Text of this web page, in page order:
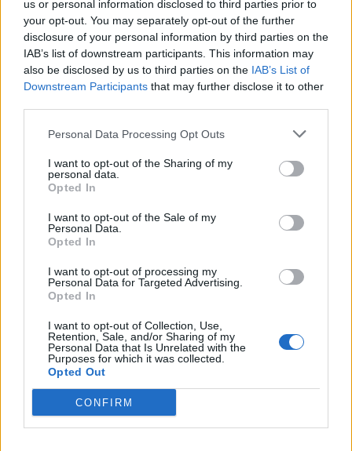
us or personal information disclosed to third parties prior to
your opt-out. You may separately opt-out of the further
disclosure of your personal information by third parties on the
IAB’s list of downstream participants. This information may
also be disclosed by us to third parties on the IAB’s List of
Downstream Participants that may further disclose it to other
Personal Data Processing Opt Outs
I want to opt-out of the Sharing of my
personal data.
Opted In
I want to opt-out of the Sale of my
Personal Data.
Opted In
I want to opt-out of processing my
Personal Data for Targeted Advertising.
Opted In
I want to opt-out of Collection, Use,
Retention, Sale, and/or Sharing of my
Personal Data that Is Unrelated with the
Purposes for which it was collected.
Opted Out
CONFIRM
αποκατάσταση δασών ο Ν. Χαρδαλιάς
TAGS: ΦΥΛΗ. ΣΟΦΙΑ ΖΑΧΑΡΑΚΗ
ΔΗΜΟΙ
Διαβουλεύσεις για τα δημοτικά σχολεία της
Θάσου
08.08.2026 - 12.24